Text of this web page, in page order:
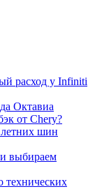
расход у Infiniti
Октавиа
от Chery?
летних шин
выбираем
технических